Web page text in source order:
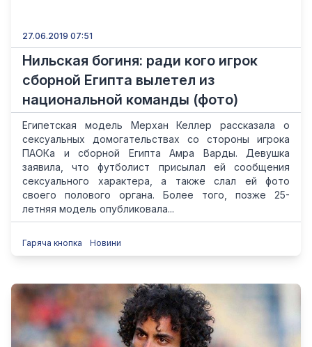
27.06.2019 07:51
Нильская богиня: ради кого игрок
сборной Египта вылетел из
национальной команды (фото)
Египетская модель Мерхан Келлер рассказала о
сексуальных домогательствах со стороны игрока
ПАОКа и сборной Египта Амра Варды. Девушка
заявила, что футболист присылал ей сообщения
сексуального характера, а также слал ей фото
своего полового органа. Более того, позже 25-
летняя модель опубликовала...
Гаряча кнопка Новини